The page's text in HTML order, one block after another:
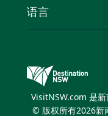
活动
新南威尔士州的商业
新南威尔士州旅游
缤纷悉尼灯光音乐
语言
VisitNSW.com 是新
© 版权所有2026新